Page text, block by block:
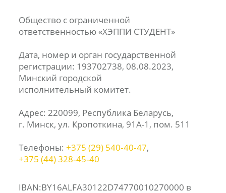
Общество с ограниченной
ответственностью «ХЭППИ СТУДЕНТ»
Дата, номер и орган государственной
регистрации: 193702738, 08.08.2023,
Минский городской
исполнительный комитет.
Адрес: 220099, Республика Беларусь,
г. Минск, ул. Кропоткина, 91А-1, пом. 511
Телефоны: +375 (29) 540‑40‑47,
+375 (44) 328‑45‑40
IBAN:BY16ALFA30122D74770010270000 в